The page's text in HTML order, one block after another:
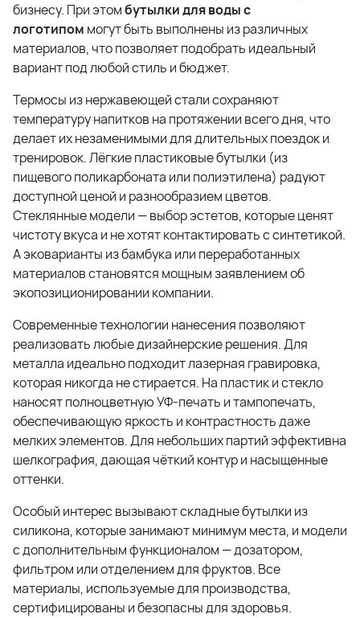
бизнесу. При этомбутылки для воды с
логотипом могут быть выполнены из различных
материалов, что позволяет подобрать идеальный
вариант под любой стиль и бюджет.
Термосы из нержавеющей стали сохраняют
температуру напитков на протяжении всего дня, что
делает их незаменимыми для длительных поездок и
тренировок. Лёгкие пластиковые бутылки (из
пищевого поликарбоната или полиэтилена) радуют
доступной ценой и разнообразием цветов.
Стеклянные модели — выбор эстетов, которые ценят
чистоту вкуса и не хотят контактировать с синтетикой.
А эковарианты из бамбука или переработанных
материалов становятся мощным заявлением об
экопозиционировании компании.
Современные технологии нанесения позволяют
реализовать любые дизайнерские решения. Для
металла идеально подходит лазерная гравировка,
которая никогда не стирается. На пластик и стекло
наносят полноцветную УФ-печать и тампопечать,
обеспечивающую яркость и контрастность даже
мелких элементов. Для небольших партий эффективна
шелкография, дающая чёткий контур и насыщенные
оттенки.
Особый интерес вызывают складные бутылки из
силикона, которые занимают минимум места, и модели
с дополнительным функционалом — дозатором,
фильтром или отделением для фруктов. Все
материалы, используемые для производства,
сертифицированы и безопасны для здоровья.